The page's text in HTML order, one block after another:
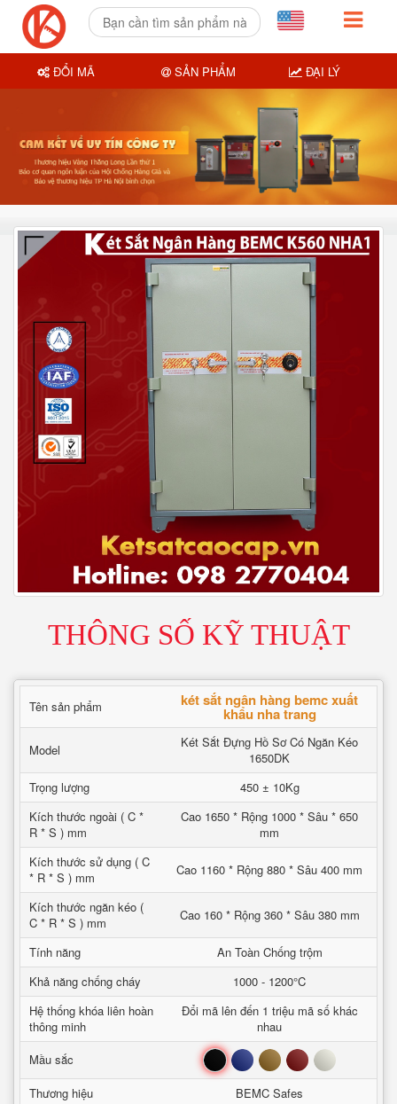
THÔNG SỐ KỸ THUẬT
Tên sản phẩm két sắt ngân hàng bemc xuất
khẩu nha trang
Model
Két Sắt Đựng Hồ Sơ Có Ngăn Kéo
1650DK
Trọng lượng
450 ± 10Kg
Kích thước ngoài ( C *
R * S ) mm
Cao 1650 * Rộng 1000 * Sâu * 650
mm
Kích thước sử dụng ( C
* R * S ) mm
Cao 1160 * Rộng 880 * Sâu 400 mm
Kích thước ngăn kéo (
C * R * S ) mm
Cao 160 * Rộng 360 * Sâu 380 mm
Tính năng
An Toàn Chống trộm
Khả năng chống cháy
1000 - 1200°C
Hệ thống khóa liên hoàn
thông minh
Đổi mã lên đến 1 triệu mã số khác
nhau
Mầu sắc
Đen Xanh Nâu Đỏ Trắng
Thương hiệu
BEMC Safes
ĐỔI MÃ SẢN PHẨM ĐẠI LÝ